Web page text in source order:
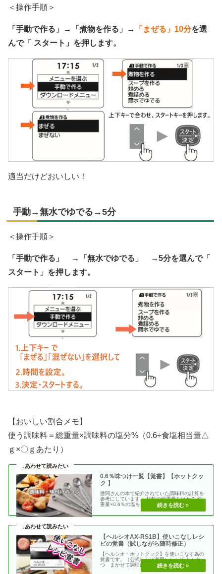
＜操作手順＞
「手動で作る」→「煮物を作る」→ 「まぜる」10分を選
んで「 スタート」を押します。
適当だけどおいしい！
手動→無水でゆでる→5分
＜操作手順＞
「手動で作る」 →「無水でゆでる」 →5分を選んで「
スタート」を押します。
【おいしい割合メモ】
使う調味料＝総重量×調味料の塩分%（0.6÷食塩相当量△
ｇ×〇ｇあたり）
0.6％味つけ一覧【覚書】【ホットクッ
ク 】
勝間さんの本で紹介されていた調味料の計算を
参考にしています。 材料の総重量をはかる 総
重量×0.6％の塩を加える 使う調味料＝（総重
【ヘルシオAX-RS1B】使いこなしレシ
ピの覚書（試しながら随時修正）
【ヘルシオ・ホットクック】を使いこなす為の
覚書です。（公式レシピ参照）レシピ とんか
つ まかせて調理(網焼き・揚げる) エビフラ